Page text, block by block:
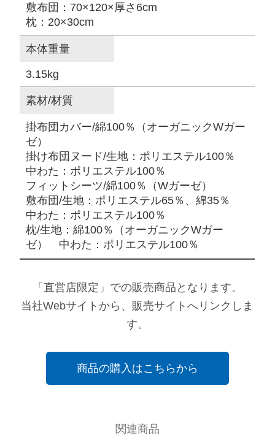
敷布団：70×120×厚さ6cm
枕：20×30cm
本体重量
3.15kg
素材/材質
掛布団カバー/綿100％（オーガニックWガー
ゼ）
掛け布団ヌード/生地：ポリエステル100％
中わた：ポリエステル100％
フィットシーツ/綿100％（Wガーゼ）
敷布団/生地：ポリエステル65％、綿35％
中わた：ポリエステル100％
枕/生地：綿100％（オーガニックWガー
ゼ） 中わた：ポリエステル100％
「直営店限定」での販売商品となります。
当社Webサイトから、販売サイトへリンクしま
す。
商品の購入はこちらから
関連商品